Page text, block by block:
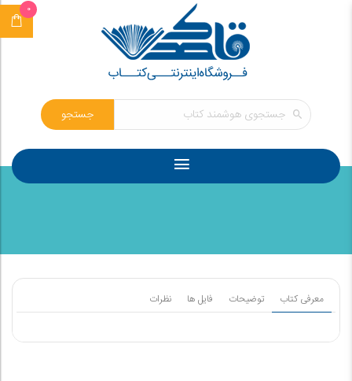
0
جستجو
معرفی کتاب توضیحات فایل ها نظرات